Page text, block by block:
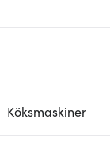
Köksmaskiner